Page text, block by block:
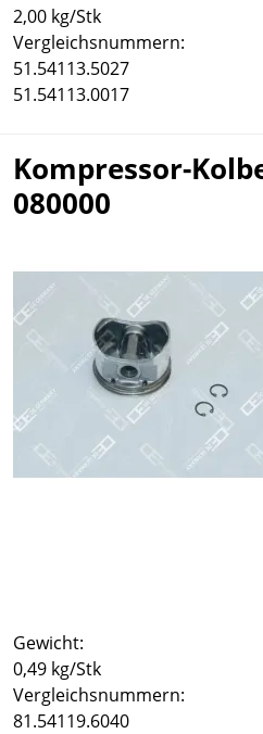
2,00 kg/Stk
Vergleichsnummern:
51.54113.5027
51.54113.0017
Kompressor-
080000
Gewicht:
0,49 kg/Stk
Vergleichsnummern:
81.54119.6040